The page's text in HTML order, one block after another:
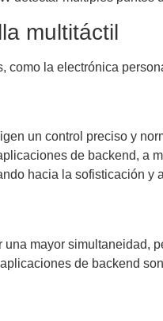
multitáctil
la electrónica
un control preciso y
de backend, a
hacia la sofisticación y
mayor simultaneidad,
de backend